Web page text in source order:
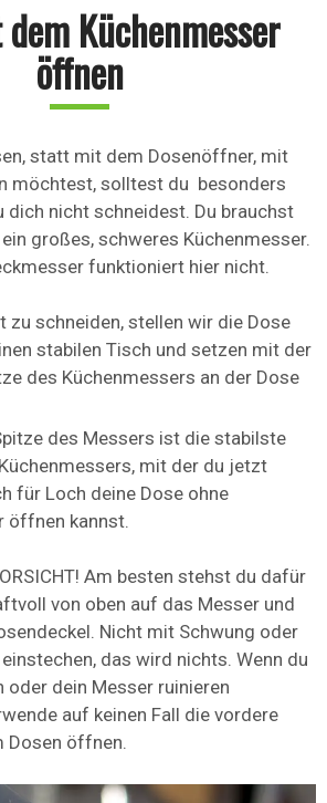
Küchenmesser
öffnen
statt mit dem Dosenöffner, mit
möchtest, solltest du besonders
dich nicht schneidest. Du brauchst
großes, schweres Küchenmesser.
funktioniert hier nicht.
zu schneiden, stellen wir die Dose
stabilen Tisch und setzen mit der
des Küchenmessers an der Dose
des Messers ist die stabilste
mit der du jetzt
für Loch deine Dose ohne
öffnen kannst.
Am besten stehst du dafür
von oben auf das Messer und
Nicht mit Schwung oder
das wird nichts. Wenn du
oder dein Messer ruinieren
auf keinen Fall die vordere
Dosen öffnen.